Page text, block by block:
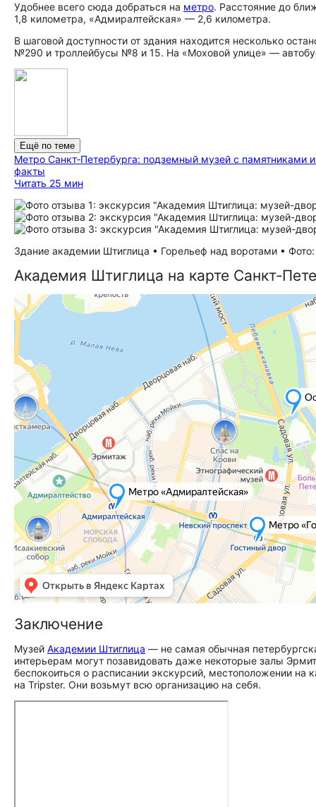
Удобнее всего сюда добраться на метро. Расстояние до
1,8 километра, «Адмиралтейская» — 2,6 километра.
В шаговой доступности от здания находится несколько
№290 и троллейбусы №8 и 15. На «Моховой улице» —
Ещё по теме
Метро Санкт‑Петербурга: подземный музей с памятниками
факты
Читать 25 мин
Здание академии Штиглица • Горельеф над воротами •
Академия Штиглица на карте
Заключение
Музей Академии Штиглица — не самая обычная
интерьерам могут позавидовать даже некоторые залы
беспокоиться о расписании экскурсий, местоположении
на Tripster. Они возьмут всю организацию на себя.